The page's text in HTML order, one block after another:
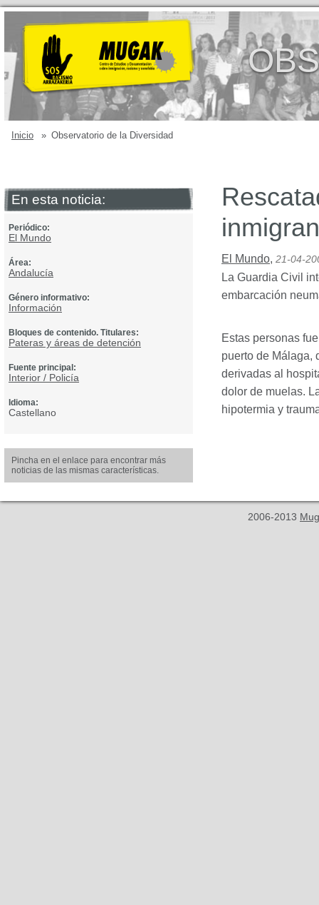
Inicio » Observatorio de la Diversidad
En esta noticia:
Periódico:
El Mundo
Área:
Andalucía
Género informativo:
Información
Bloques de contenido. Titulares:
Pateras y áreas de detención
Fuente principal:
Interior / Policía
Idioma:
Castellano
Pincha en el enlace para encontrar más
noticias de las mismas características.
El Mundo, 21-04-
La Guardia Civil
embarcación
Estas personas
puerto de Málaga,
derivadas al
dolor de muelas.
hipotermia y
2006-2013